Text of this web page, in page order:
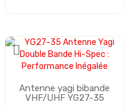
Antenne yagi bibande
VHF/UHF YG27-35